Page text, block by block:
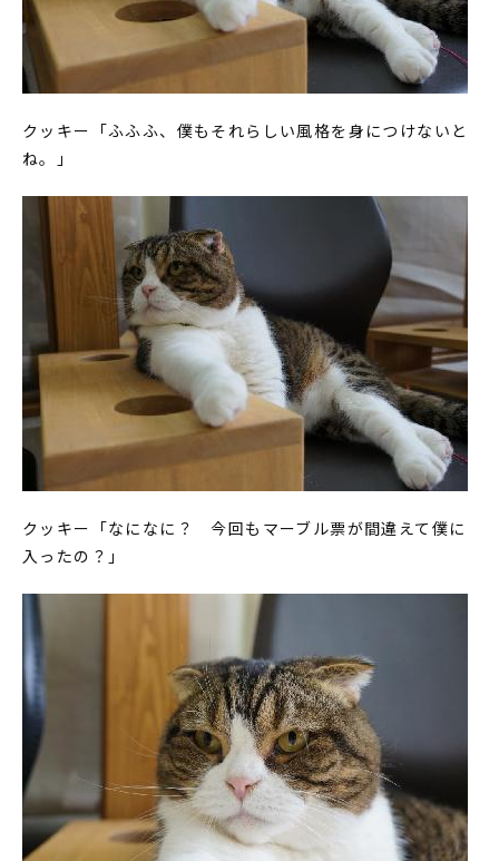
クッキー「ふふふ、僕もそれらしい風格を身につけないと
ね。」
クッキー「なになに？ 今回もマーブル票が間違えて僕に
入ったの？」